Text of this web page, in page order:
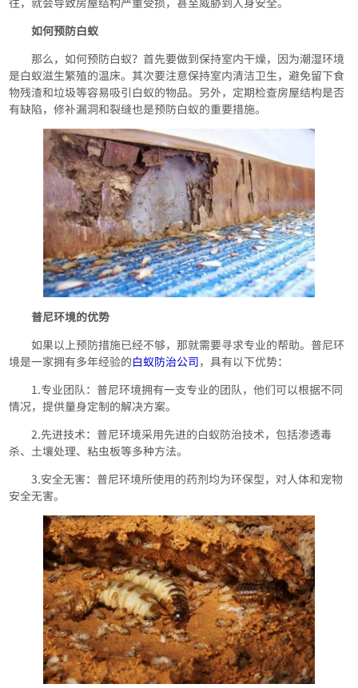
如何预防白蚁
那么，如何预防白蚁？首先要做到保持室内干燥，因为潮湿环境
是白蚁滋生繁殖的温床。其次要注意保持室内清洁卫生，避免留下食
物残渣和垃圾等容易吸引白蚁的物品。另外，定期检查房屋结构是否
有缺陷，修补漏洞和裂缝也是预防白蚁的重要措施。
普尼环境的优势
如果以上预防措施已经不够，那就需要寻求专业的帮助。普尼环
境是一家拥有多年经验的白蚁防治公司，具有以下优势：
1.专业团队：普尼环境拥有一支专业的团队，他们可以根据不同
情况，提供量身定制的解决方案。
2.先进技术：普尼环境采用先进的白蚁防治技术，包括渗透毒
杀、土壤处理、粘虫板等多种方法。
3.安全无害：普尼环境所使用的药剂均为环保型，对人体和宠物
安全无害。